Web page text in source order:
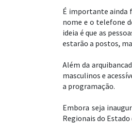
É importante ainda
nome e o telefone
ideia é que as
estarão a postos,
Além da
masculinos e
a programação.
Embora seja
Regionais do Estado